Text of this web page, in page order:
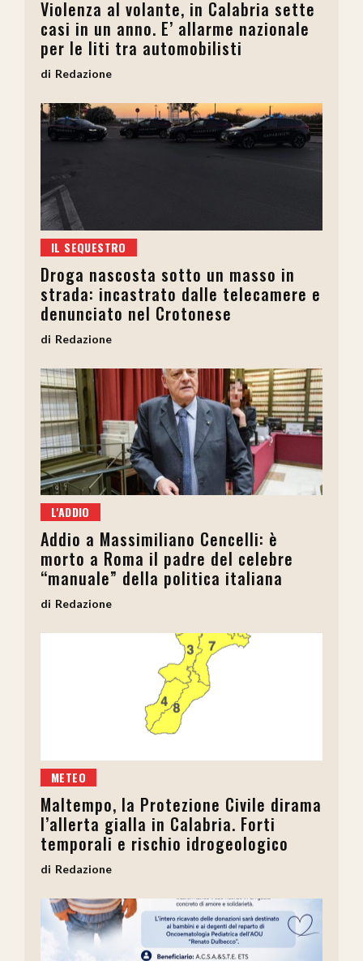
Violenza al volante, in Calabria sette
casi in un anno. E’ allarme nazionale
per le liti tra automobilisti
Redazione
IL SEQUESTRO
Droga nascosta sotto un masso in
strada: incastrato dalle telecamere e
denunciato nel Crotonese
Redazione
L'ADDIO
Addio a Massimiliano Cencelli: è
morto a Roma il padre del celebre
“manuale” della politica italiana
Redazione
METEO
Maltempo, la Protezione Civile dirama
l’allerta gialla in Calabria. Forti
temporali e rischio idrogeologico
Redazione